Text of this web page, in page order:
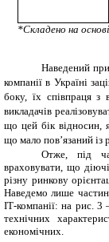
*Складено на
Наведений
компанії в Україні
боку, їх співпраця з
викладачів
що цей бік відносин,
що мало пов’язаний із
Отже, під
враховувати, що діючі
різну ринкову
Наведемо лише
ІТ-компанії: на рис. 3
технічних
економічних.